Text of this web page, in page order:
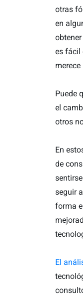
otras
en
es fácil
Puede
el
otros
En
de
seguir
forma
El